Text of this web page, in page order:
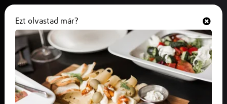
Beiktatták Donald Trumpot, a 47.
amerikai elnököt
Ezt olvastad már?